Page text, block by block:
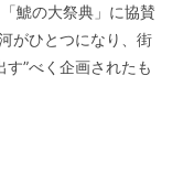
鯱の大祭典」に協賛
がひとつになり、街
”べく企画されたも